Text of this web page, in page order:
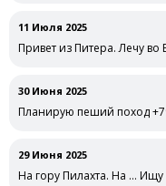
11 Июля 2025
Привет из Питера. Лечу
30 Июня 2025
Планирую пеший поход
29 Июня 2025
На гору Пилахта. На … Ищу